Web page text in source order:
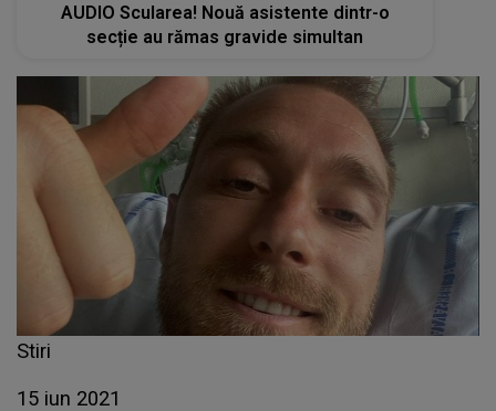
AUDIO Scularea! Nouă asistente dintr-o
secție au rămas gravide simultan
Stiri
15 iun 2021